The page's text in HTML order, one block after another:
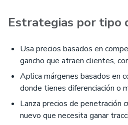
Estrategias por tipo
Usa precios basados en
gancho que atraen clientes,
Aplica márgenes basados en
donde tienes diferenciación o
Lanza precios de penetración
nuevo que necesita ganar